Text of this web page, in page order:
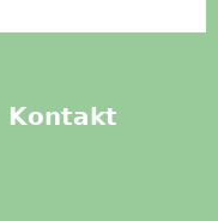
Kontakt